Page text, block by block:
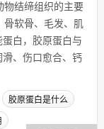
物结缔组织的主要
骨软骨、毛发、肌
白，胶原蛋白与
、伤口愈合、钙
胶原蛋白是什么